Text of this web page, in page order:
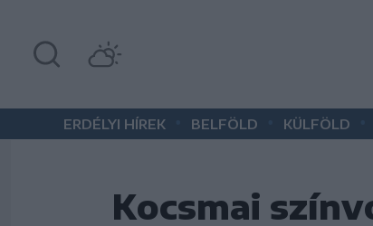
ERDÉLYI HÍREK BELFÖLD KÜLFÖLD
Kocsmai